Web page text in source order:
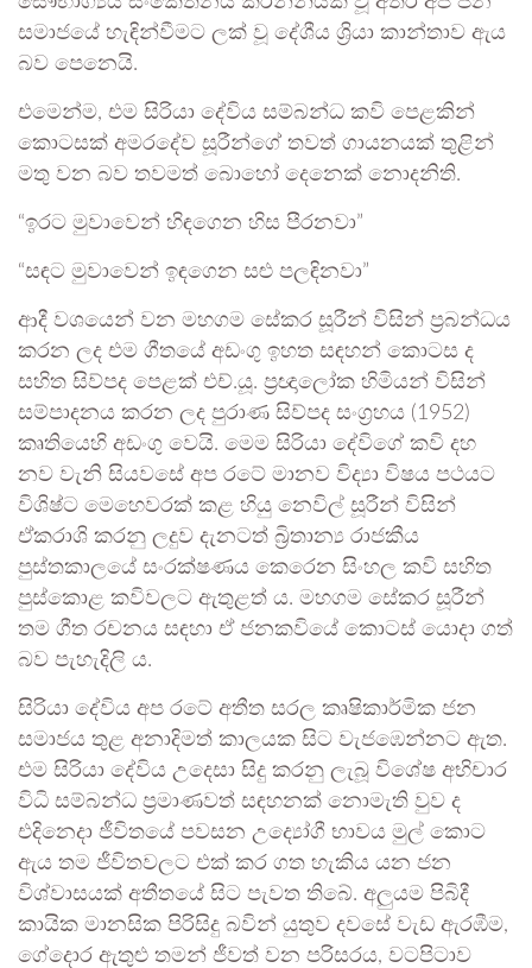
සමාජයේ හැඳින්වීමට ලක් වූ දේශීය ශ්‍රියා කාන්තාව ඇය
බව පෙනෙයි.
එමෙන්ම, එම සිරියා දේවිය සම්බන්ධ කවි පෙළකින්
කොටසක් අමරදේව සූරීන්ගේ තවත් ගායනයක් තුළින්
මතු වන බව තවමත් බොහෝ දෙනෙක් නොදනිති.
“ඉරට මුවාවෙන් හිඳගෙන හිස පීරනවා”
“සඳට මුවාවෙන් ඉඳගෙන සළු පලඳිනවා”
ආදී වශයෙන් වන මහගම සේකර සූරීන් විසින් ප්‍රබන්ධය
කරන ලද එම ගීතයේ අඩංගු ඉහත සඳහන් කොටස ද
සහිත සිව්පද පෙළක් එච්.යූ. ප්‍රඥාලෝක හිමියන් විසින්
සම්පාදනය කරන ලද පුරාණ සිව්පද සංග්‍රහය (1952)
කෘතියෙහි අඩංගු වෙයි. මෙම සිරියා දේවිගේ කවි දහ
නව වැනි සියවසේ අප රටේ මානව විද්‍යා විෂය පථයට
විශිෂ්ට මෙහෙවරක් කළ හියු නෙවිල් සූරීන් විසින්
ඒකරාශි කරනු ලදුව දැනටත් බ්‍රිතාන්‍ය රාජකීය
පුස්තකාලයේ සංරක්ෂණය කෙරෙන සිංහල කවි සහිත
පුස්කොළ කවිවලට ඇතුළත් ය. මහගම සේකර සූරීන්
තම ගීත රචනය සඳහා ඒ ජනකවියේ කොටස් යොදා ගත්
බව පැහැදිලි ය.
සිරියා දේවිය අප රටේ අතීත සරල කෘෂිකාර්මික ජන
සමාජය තුළ අනාදිමත් කාලයක සිට වැජඹෙන්නට ඇත.
එම සිරියා දේවිය උදෙසා සිදු කරනු ලැබූ විශේෂ අභිචාර
විධි සම්බන්ධ ප්‍රමාණවත් සඳහනක් නොමැති වුව ද
එදිනෙදා ජීවිතයේ පවසන උද්‍යෝගී භාවය මුල් කොට
ඇය තම ජීවිතවලට එක් කර ගත හැකිය යන ජන
විශ්වාසයක් අතීතයේ සිට පැවත තිබේ. අලුයම පිබිදී
කායික මානසික පිරිසිදු බවින් යුතුව දවසේ වැඩ ඇරඹීම,
ගේදොර ඇතුළු තමන් ජීවත් වන පරිසරය, වටපිටාව